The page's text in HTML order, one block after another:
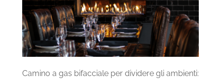
Camino a gas bifacciale per dividere gli ambienti: